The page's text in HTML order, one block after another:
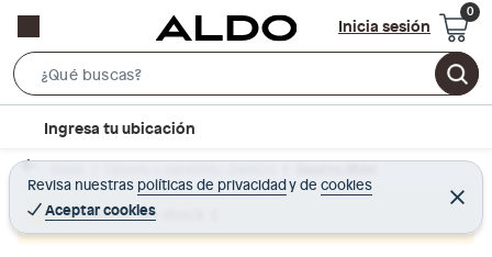
Inicia sesión
e
r
c
B
c
t
Ingresa tu ubicación
Revisa nuestras políticas de privacidadyde cookies
Aceptar cookies
C
e
r
Home Calzado y zapatillas - Zapatos Zapatos Mujer
Producto sin stock :(